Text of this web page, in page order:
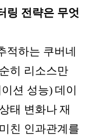
링 전략은 무엇
적하는 쿠버네
히 리소스만
션 성능) 데이
태 변화나 재
친 인과관계를